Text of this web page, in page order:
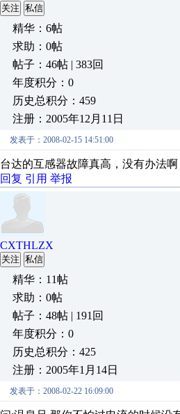
关注 私信
精华：6帖
求助：0帖
帖子：46帖 | 383回
年度积分：0
历史总积分：459
注册：2005年12月11日
发表于：2008-02-15 14:51:00
台达的互感器故障真高，没有办法啊
回复 引用 举报
CXTHLZX
关注 私信
精华：11帖
求助：0帖
帖子：48帖 | 191回
年度积分：0
历史总积分：425
注册：2005年1月14日
发表于：2008-02-22 16:09:00